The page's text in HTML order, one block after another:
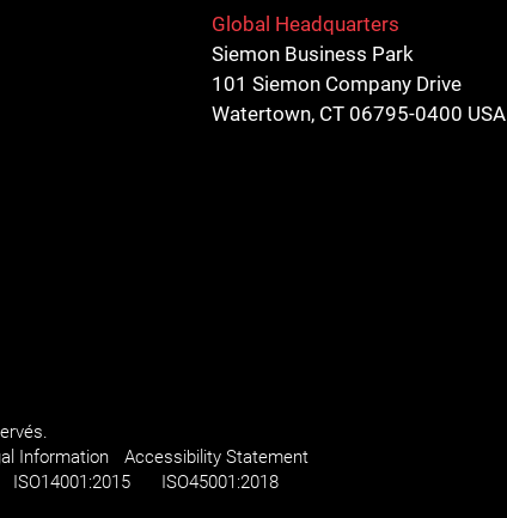
Global Headquarters
Siemon Business Park
101 Siemon Company Drive
Watertown, CT 06795-0400 USA
Information
Accessibility Statement
ISO14001:2015 ISO45001:2018